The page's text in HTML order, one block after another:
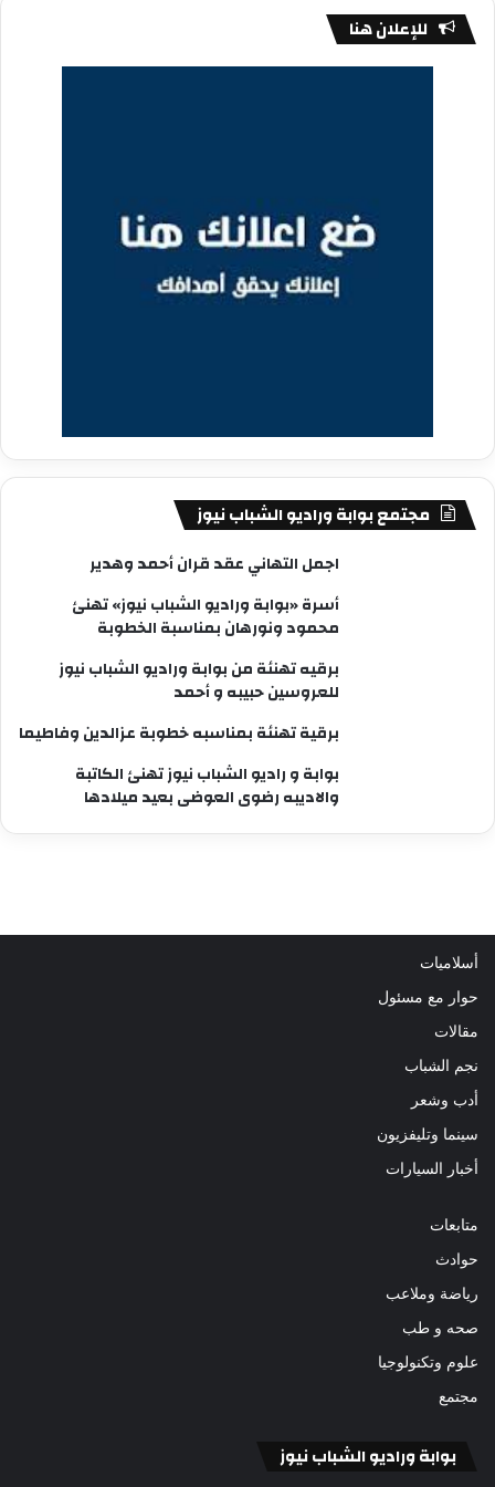
للإعلان هنا
مجتمع بوابة وراديو الشباب نيوز
اجمل التهاني عقد قران أحمد وهدير
أسرة «بوابة وراديو الشباب نيوز» تهنئ
محمود ونورهان بمناسبة الخطوبة
برقيه تهنئة من بوابة وراديو الشباب نيوز
للعروسين حبيبه و أحمد
برقية تهنئة بمناسبه خطوبة عزالدين وفاطيما
بوابة و راديو الشباب نيوز تهنئ الكاتبة
والاديبه رضوى العوضى بعيد ميلادها
أسلاميات
حوار مع مسئول
مقالات
نجم الشباب
أدب وشعر
سينما وتليفزيون
أخبار السيارات
متابعات
حوادث
رياضة وملاعب
صحه و طب
علوم وتكنولوجيا
مجتمع
بوابة وراديو الشباب نيوز